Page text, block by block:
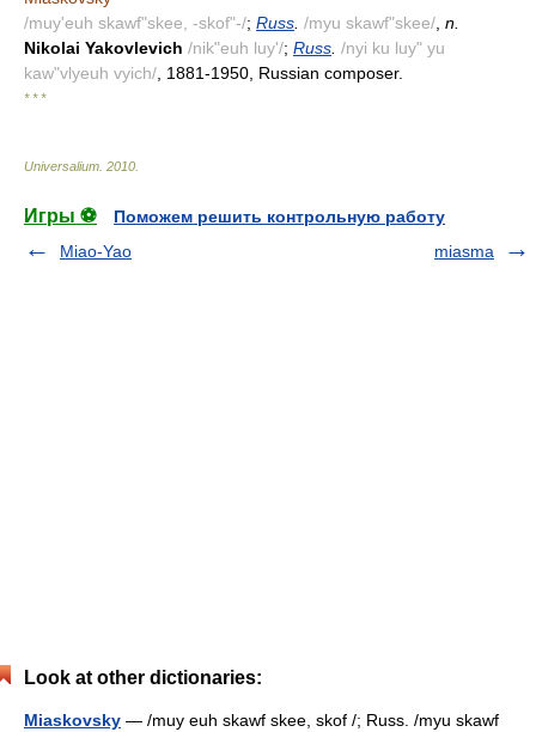
/muy'euh skawf"skee, -skof"-/; Russ /myu skawf"skee/ n.
Nikolai Yakovlevich /nik"euh luy'/; Russ /nyi ku luy" yu
kaw"vlyeuh vyich/ , 1881-1950, Russian composer.
* * *
Universalium 2010
Игры ⚽
Поможем решить контрольную работу
Miao-Yao
miasma
Look at other dictionaries:
Miaskovsky — /muy euh skawf skee, skof /; Russ. /myu skawf